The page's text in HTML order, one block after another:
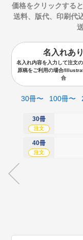
価格をクリックする
送料、版代、印刷代
名入れあり
名入れ内容を入力して注文
原稿をご利用の場合/
合
30冊〜 100冊〜
30冊
注文
40冊
注文